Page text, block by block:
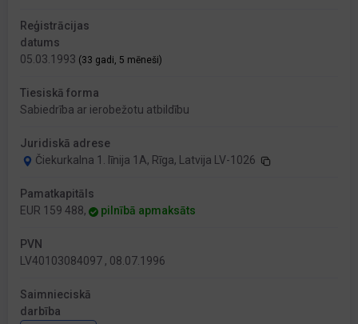
Reģistrācijas
datums
05.03.1993 (33 gadi, 5 mēneši)
Tiesiskā forma
Sabiedrība ar ierobežotu atbildību
Juridiskā adrese
Čiekurkalna 1. līnija 1A, Rīga, Latvija LV-1026
Pamatkapitāls
EUR 159 488,
pilnībā apmaksāts
PVN
LV40103084097 , 08.07.1996
Saimnieciskā
darbība